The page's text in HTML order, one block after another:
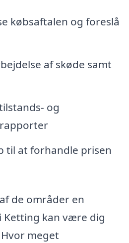
købsaftalen og foreslå
af skøde samt
og
til at forhandle prisen
de områder en
kan være dig
meget